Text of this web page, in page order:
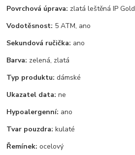
Povrchová úprava: zlatá leštěná IP Gold
Vodotěsnost: 5 ATM, ano
Sekundová ručička: ano
Barva: zelená, zlatá
Typ produktu: dámské
Ukazatel data: ne
Hypoalergenní: ano
Tvar pouzdra: kulaté
Řemínek: ocelový